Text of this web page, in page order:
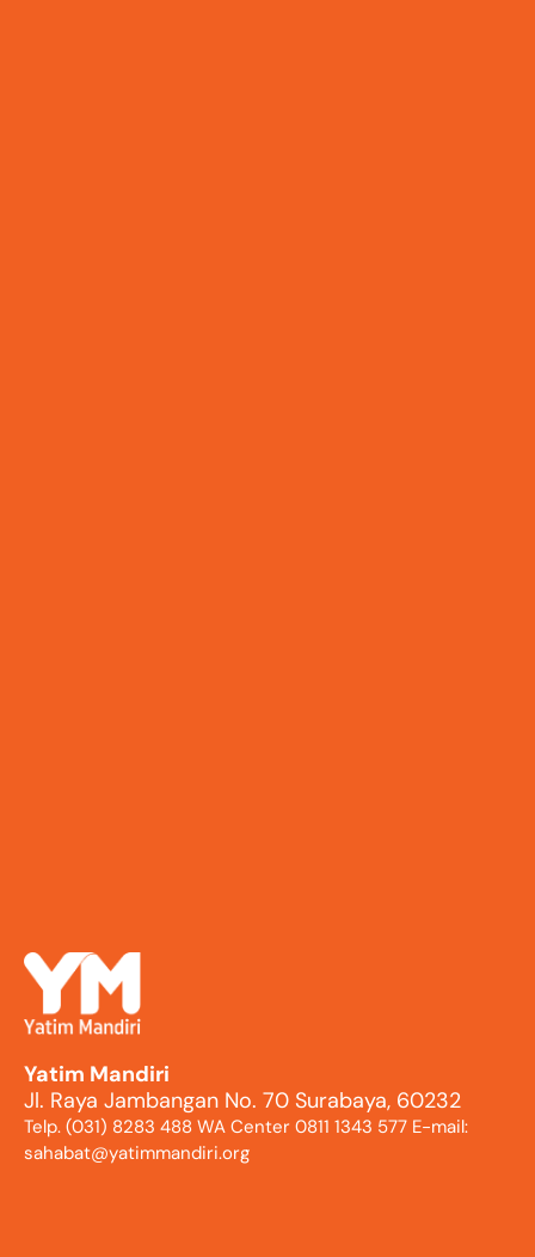
Yatim Mandiri
Jl. Raya Jambangan No. 70 Surabaya, 60232
Telp. (031) 8283 488 WA Center 0811 1343 577 E-mail:
sahabat@yatimmandiri.org